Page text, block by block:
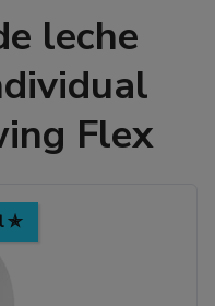
leche
Flex
✯